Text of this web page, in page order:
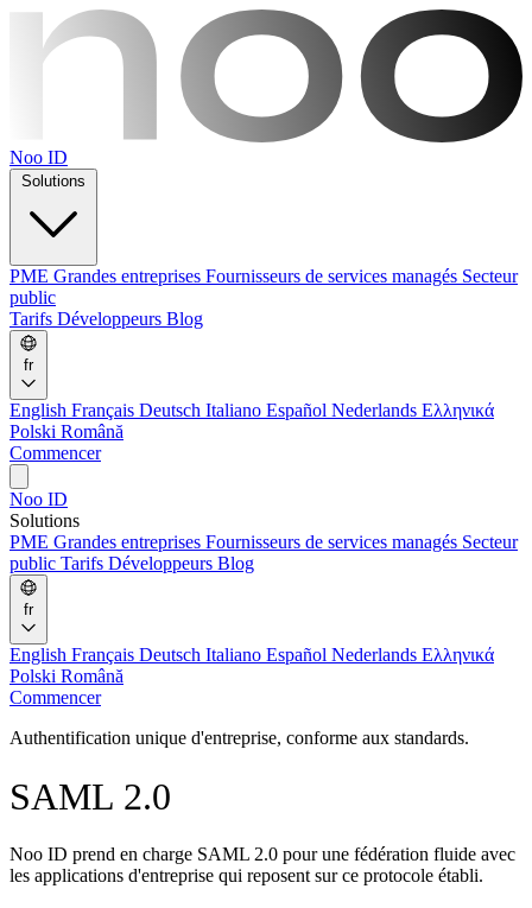
Noo ID
PME Grandes entreprises Fournisseurs de services managés Secteur
public
Tarifs Développeurs Blog
fr
English Français Deutsch Italiano Español Nederlands Ελληνικά
Polski Română
Commencer
Noo ID
Solutions
PME Grandes entreprises Fournisseurs de services managés Secteur
public Tarifs Développeurs Blog
fr
English Français Deutsch Italiano Español Nederlands Ελληνικά
Polski Română
Commencer
Authentification unique d'entreprise, conforme aux standards.
SAML 2.0
Noo ID prend en charge SAML 2.0 pour une fédération fluide avec
les applications d'entreprise qui reposent sur ce protocole établi.